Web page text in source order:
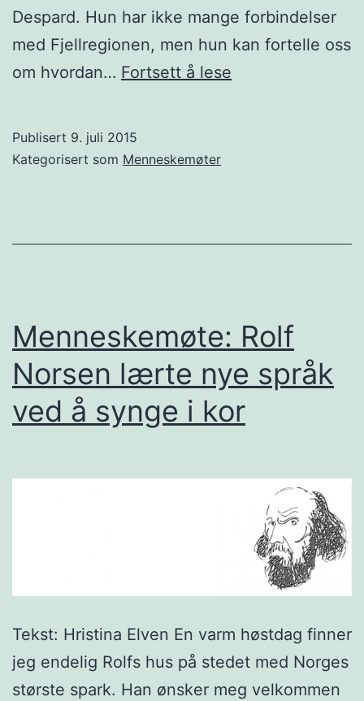
Despard. Hun har ikke mange forbindelser
med Fjellregionen, men hun kan fortelle oss
om hvordan… Fortsett å lese
Publisert 9. juli 2015
Kategorisert som Menneskemøter
Menneskemøte: Rolf
Norsen lærte nye språk
ved å synge i kor
Tekst: Hristina Elven En varm høstdag finner
jeg endelig Rolfs hus på stedet med Norges
største spark. Han ønsker meg velkommen